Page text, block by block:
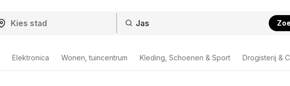
Elektronica Wonen, tuincentrum Kleding, Schoenen & Sport Drogisterij &